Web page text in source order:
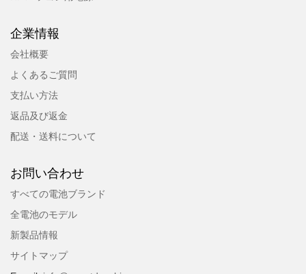
企業情報
会社概要
よくあるご質問
支払い方法
返品及び返金
配送・送料について
お問い合わせ
すべての電池ブランド
全電池のモデル
新製品情報
サイトマップ